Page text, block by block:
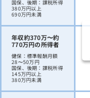
国保、後期：課税所得
380万円以上
690万円未満
年収約370万〜約
770万円の所得者
健保：標準報酬月額
28〜50万円
国保、後期：課税所得
145万円以上
380万円未満